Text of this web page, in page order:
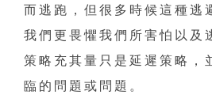
而逃跑，但很多時候這種逃
我們更畏懼我們所害怕以及
策略充其量只是延遲策略，
臨的問題或問題。